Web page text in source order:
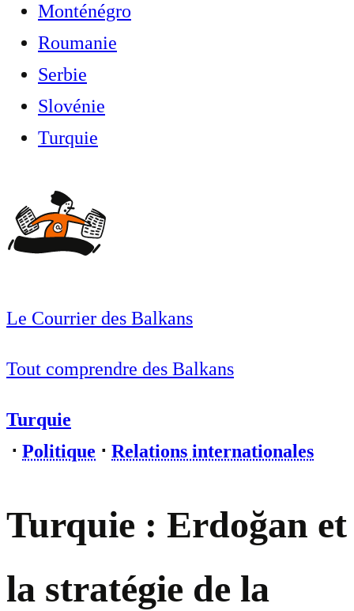
Monténégro
Roumanie
Serbie
Slovénie
Turquie
Le Courrier des Balkans
Tout comprendre des Balkans
Turquie
⋅ Politique ⋅ Relations internationales
Turquie : Erdoğan et
la stratégie de la